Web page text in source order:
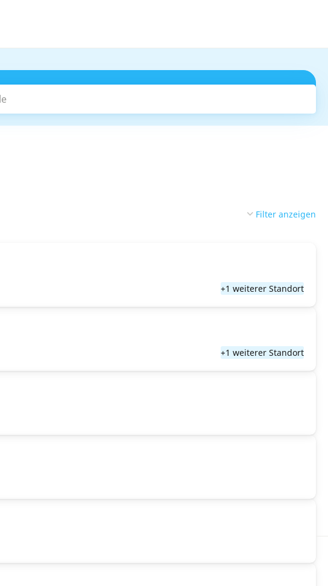
Filter anzeigen
+1 weiterer Standort
+1 weiterer Standort